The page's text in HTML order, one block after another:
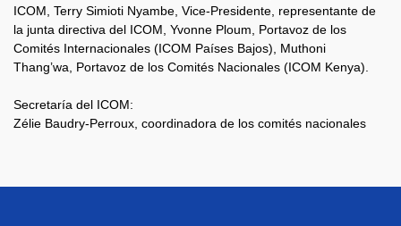
ICOM, Terry Simioti Nyambe, Vice-Presidente, representante de
la junta directiva del ICOM, Yvonne Ploum, Portavoz de los
Comités Internacionales (ICOM Países Bajos), Muthoni
Thang’wa, Portavoz de los Comités Nacionales (ICOM Kenya).
Secretaría del ICOM:
Zélie Baudry-Perroux, coordinadora de los comités nacionales